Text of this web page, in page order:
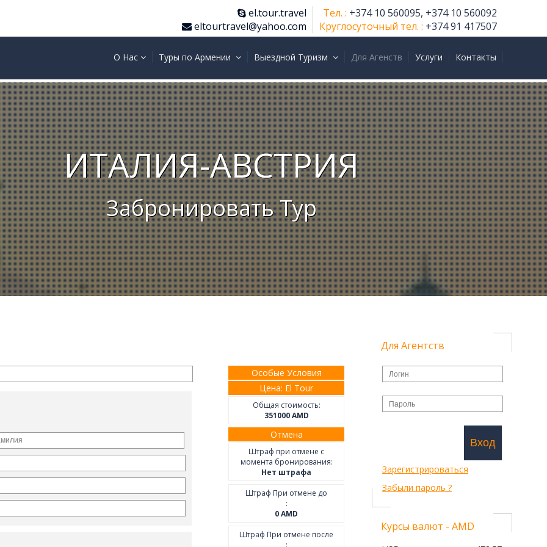
Тел. : +374 10 560095, +374 10 560092
Круглосуточный тел. : +374 91 417507
el.tour.travel
eltourtravel@yahoo.com
О Нас Туры по Армении Выездной Туризм Для Агенств Услуги Контакты
ИТАЛИЯ-АВСТРИЯ
Забронировать Тур
Особые Условия
Цена: El Tour
Общая стоимость:
351000AMD
Отмена
Штраф при отмене с
момента бронирования:
Нет штрафа
Штраф При отмене до
:
0AMD
Штраф При отмене после
:
Для Агентств
Вход
Зарегистрироваться
Забыли пароль ?
Курсы валют - AMD